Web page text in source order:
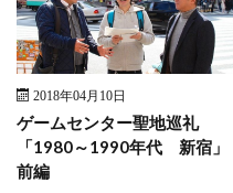
2018年04月10日
ゲームセンター聖地巡礼
「1980～1990年代 新宿」
前編